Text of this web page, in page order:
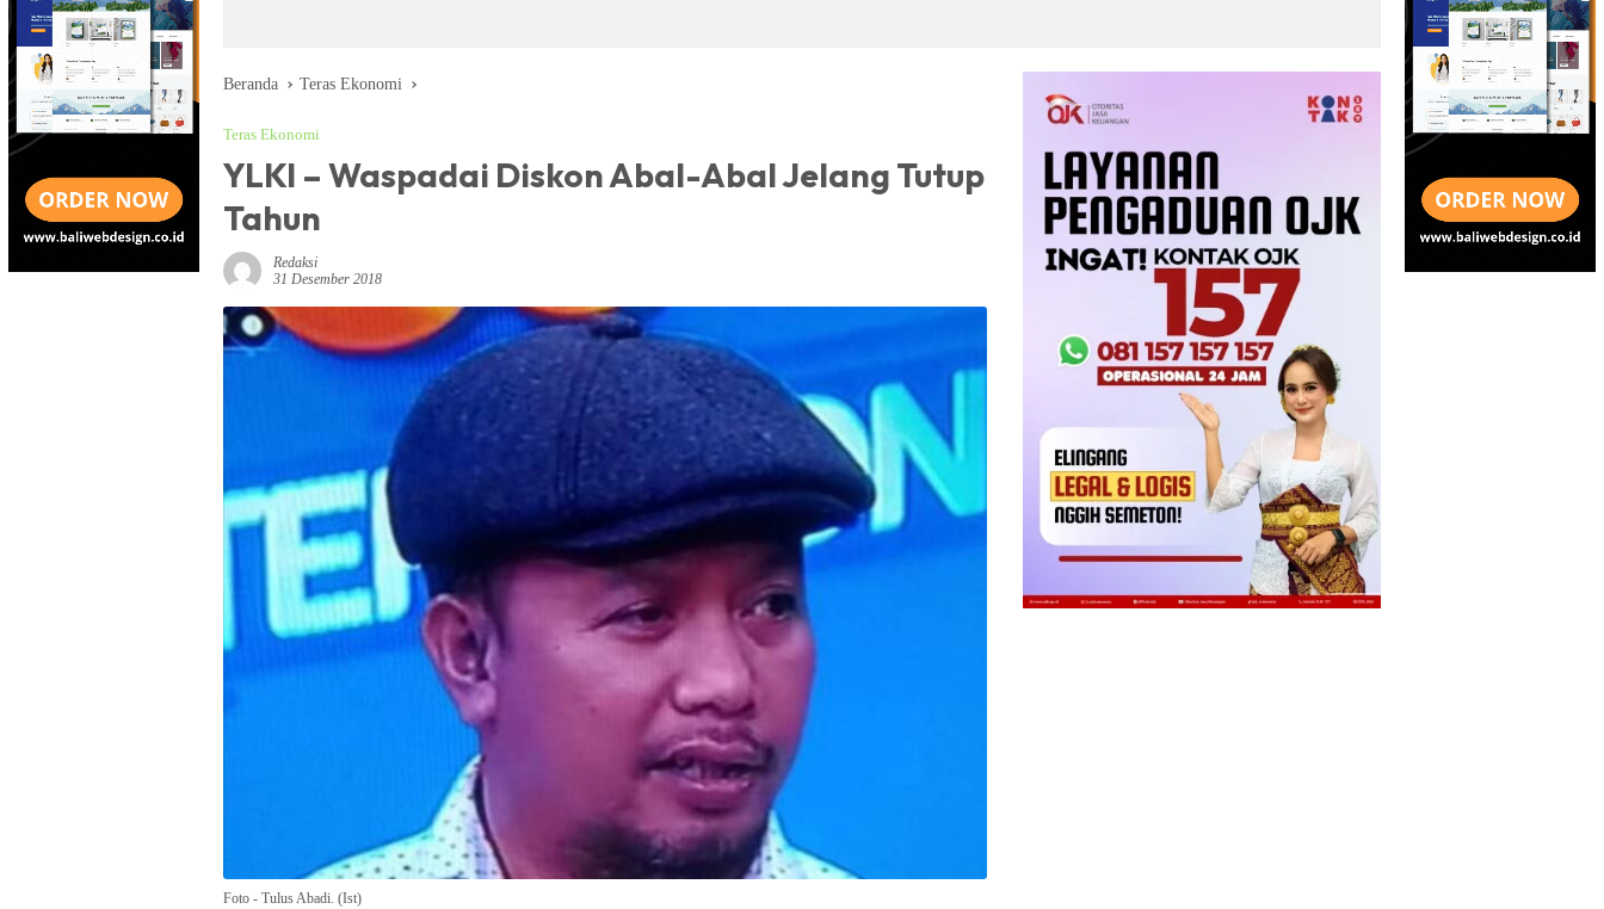
Beranda Teras Ekonomi
Teras Ekonomi
YLKI – Waspadai Diskon Abal-Abal Jelang Tutup
Tahun
Redaksi
31 Desember 2018
Foto - Tulus Abadi. (Ist)